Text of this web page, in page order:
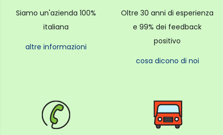
Siamo un'azienda 100%
italiana
altre informazioni
Oltre 30 anni di esperienza
e 99% dei feedback
positivo
cosa dicono di noi